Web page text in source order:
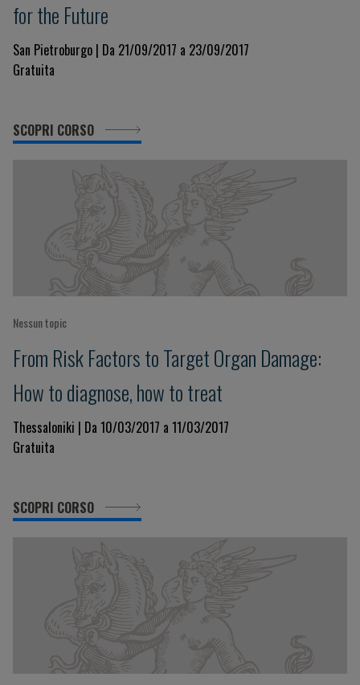
for the Future
San Pietroburgo | Da 21/09/2017 a 23/09/2017
Gratuita
SCOPRI CORSO
Nessun topic
From Risk Factors to Target Organ Damage:
How to diagnose, how to treat
Thessaloniki | Da 10/03/2017 a 11/03/2017
Gratuita
SCOPRI CORSO